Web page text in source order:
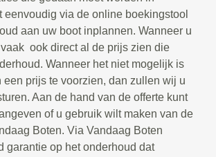
eenvoudig via de online boekingstool
aan uw boot inplannen. Wanneer u
ook direct al de prijs zien die
Wanneer het niet mogelijk is
een prijs te voorzien, dan zullen wij u
Aan de hand van de offerte kunt
of u gebruik wilt maken van de
Boten. Via Vandaag Boten
garantie op het onderhoud dat